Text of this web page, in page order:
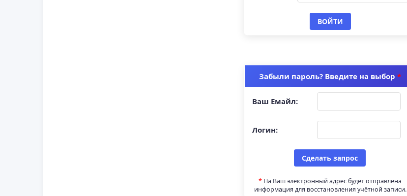
Забыли пароль? Введите на выбор *
Ваш Емайл:
Логин:
* На Ваш электронный адрес будет отправлена
информация для восстановления учётной записи.